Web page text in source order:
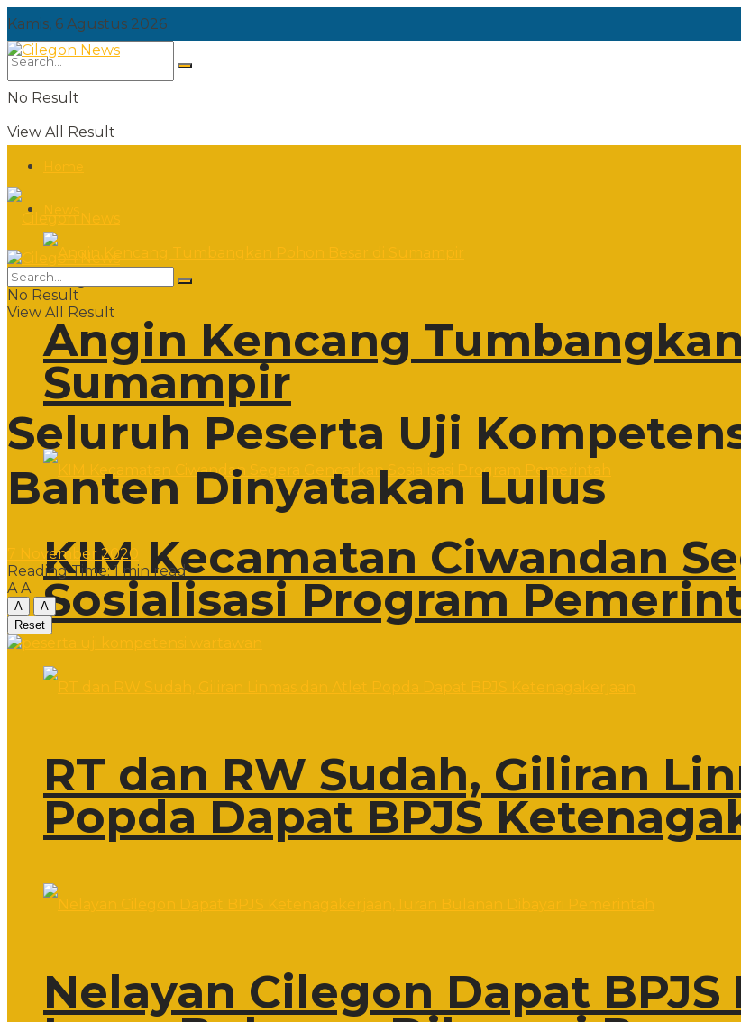
Kamis, 6 Agustus 2026
No Result
View All Result
Angin Kencang
Sumampir
KIM Kecamatan Ciwandan
Sosialisasi Program
RT dan RW Sudah, Giliran
Popda Dapat BPJS
Nelayan Cilegon Dapat
Kamis, 6 Agustus 2026
No Result
View All Result
Seluruh Peserta Uji
Banten Dinyatakan Lulus
7 November 2020
Reading Time: 1 min read
A A
A
A
Reset